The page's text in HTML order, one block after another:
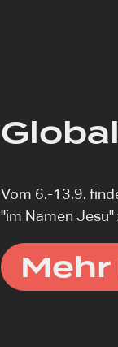
Vom 6.-13.9.
"im Namen